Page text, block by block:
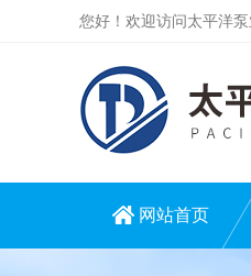
您好！欢迎访问太平洋
网站首页